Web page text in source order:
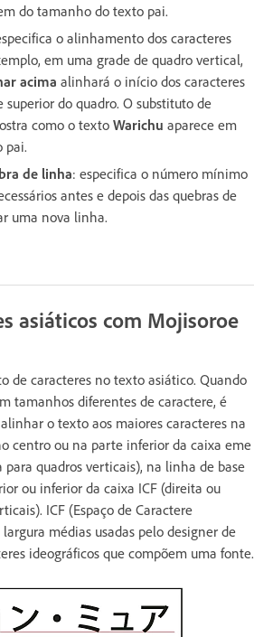
do tamanho do texto pai.
o alinhamento dos caracteres
em uma grade de quadro vertical,
acima alinhará o início dos caracteres
superior do quadro. O substituto de
como o texto Warichu aparece em
pai.
de linha: especifica o número mínimo
antes e depois das quebras de
uma nova linha.
asiáticos com Mojisoroe
de caracteres no texto asiático. Quando
tamanhos diferentes de caractere, é
o texto aos maiores caracteres na
centro ou na parte inferior da caixa eme
para quadros verticais), na linha de base
ou inferior da caixa ICF (direita ou
ICF (Espaço de Caractere
médias usadas pelo designer de
ideográficos que compõem uma fonte.